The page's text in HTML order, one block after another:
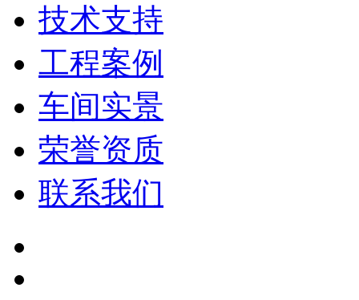
技术支持
工程案例
车间实景
荣誉资质
联系我们